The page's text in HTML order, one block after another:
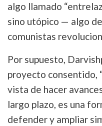
algo llamado
sino utópico — algo
comunistas
Por supuesto,
proyecto consentido,
vista de hacer
largo plazo, es una
defender y ampliar